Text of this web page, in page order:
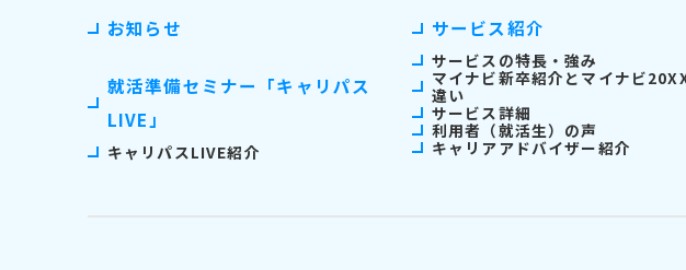
お知らせ
就活準備セミナー「キャリパス
LIVE」
キャリパスLIVE紹介
サービス紹介
サービスの特長・強み
マイナビ新卒紹介とマイナビ
違い
サービス詳細
利用者（就活生）の声
キャリアアドバイザー紹介